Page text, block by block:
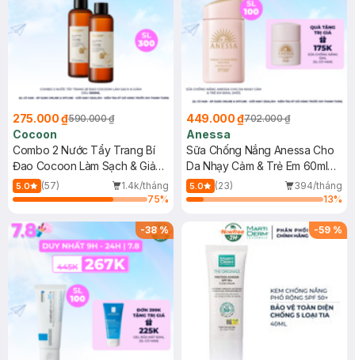
275.000 ₫590.000 ₫
Cocoon
Combo 2 Nước Tẩy Trang Bí
Đao Cocoon Làm Sạch & Giảm
Dầu 500ml
5.0 (57)
1.4k/tháng
75%
449.000 ₫702.000 ₫
Anessa
Sữa Chống Nắng Anessa Cho
Da Nhạy Cảm & Trẻ Em 60ml
(Mới)
5.0 (23)
394/tháng
13%
-38% -59 %